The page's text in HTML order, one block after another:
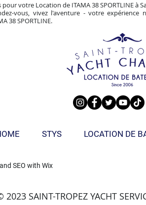
votre Location de ITAMA 38 SPORTLINE à
vous, vivez l'aventure - votre
38 SPORTLINE.
STYS LOCATION DE
and SEO with Wix
2023 SAINT-TROPEZ YACHT